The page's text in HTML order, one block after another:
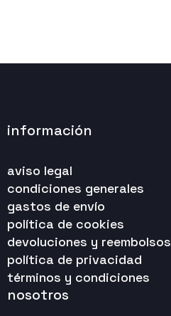
información
aviso legal
condiciones generales
gastos de envío
política de cookies
devoluciones y reembolsos
política de privacidad
términos y condiciones
nosotros